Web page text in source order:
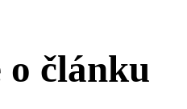
článku